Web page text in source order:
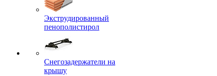
Экструдированный
пенополистирол
Снегозадержатели на
крышу